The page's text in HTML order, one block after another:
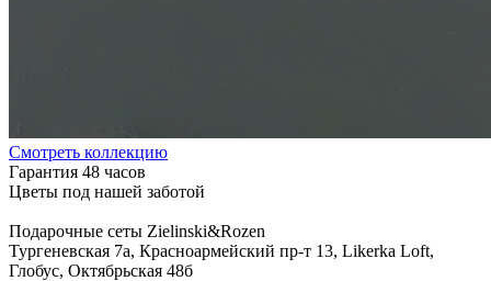
Cмотреть коллекцию
Гарантия 48 часов
Цветы под нашей заботой
Подарочные сеты Zielinski&Rozen
Тургеневская 7а, Красноармейский пр-т 13, Likerka Loft,
Глобус, Октябрьская 48б